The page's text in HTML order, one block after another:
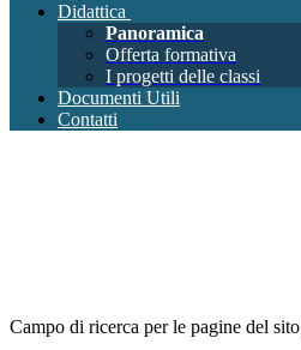
Didattica
Panoramica
Offerta formativa
I progetti delle classi
Documenti Utili
Contatti
Campo di ricerca per le pagine del sito